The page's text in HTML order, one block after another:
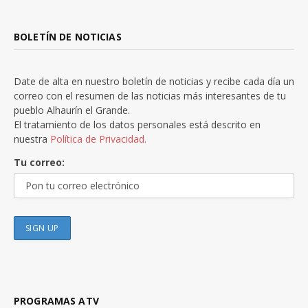
BOLETÍN DE NOTICIAS
Date de alta en nuestro boletín de noticias y recibe cada día un
correo con el resumen de las noticias más interesantes de tu
pueblo Alhaurín el Grande.
El tratamiento de los datos personales está descrito en
nuestra Política de Privacidad.
Tu correo:
PROGRAMAS ATV